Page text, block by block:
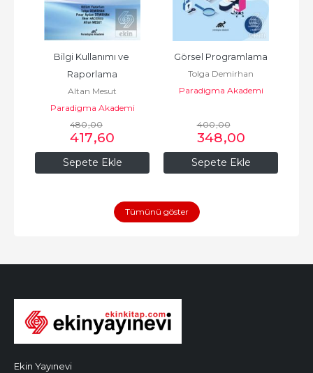
Sepete Ekle
Bilgi Kullanımı ve
Raporlama
Altan Mesut
Paradigma Akademi
Yayınları
480,00
417,60
Sepete Ekle
Görsel Programlama
Tolga Demirhan
Paradigma Akademi
400,00
348,00
Tümünü göster
Ekin Yayınevi